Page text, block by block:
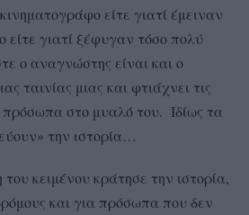
είτε γιατί έμειναν
είτε γιατί ξέφυγαν τόσο πολύ
ο αναγνώστης είναι και ο
ταινίας μιας και φτιάχνει τις
πρόσωπα στο μυαλό του. Ιδίως τα
την ιστορία…
του κειμένου κράτησε την ιστορία,
και για πρόσωπα που δεν